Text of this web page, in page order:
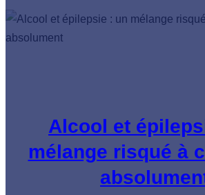
Alcool et
mélange risqué à